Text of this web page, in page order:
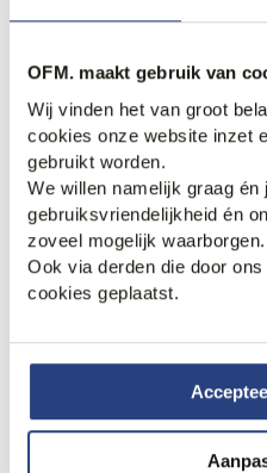
OFM. maakt gebruik van
Wij vinden het van groot
cookies onze website inzet
gebruikt worden.
We willen namelijk graag
gebruiksvriendelijkheid én
zoveel mogelijk waarborgen.
Ook via derden die door
cookies geplaatst.
Weekdeal.